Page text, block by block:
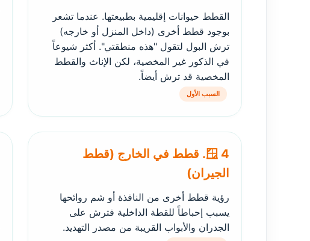
القطط حيوانات إقليمية بطبيعتها. عندما تشعر
بوجود قطط أخرى (داخل المنزل أو خارجه)
ترش البول لتقول "هذه منطقتي". أكثر شيوعاً
في الذكور غير المخصية، لكن الإناث والقطط
المخصية قد ترش أيضاً.
السبب الأول
🪟 4. قطط في الخارج (قطط
الجيران)
رؤية قطط أخرى من النافذة أو شم روائحها
يسبب إحباطاً للقطة الداخلية فترش على
الجدران والأبواب القريبة من مصدر التهديد.